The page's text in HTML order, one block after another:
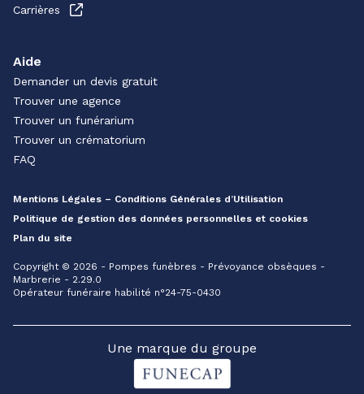
Carrières
Aide
Demander un devis gratuit
Trouver une agence
Trouver un funérarium
Trouver un crématorium
FAQ
Mentions Légales – Conditions Générales d’Utilisation
Politique de gestion des données personnelles et cookies
Plan du site
Copyright © 2026 - Pompes funèbres - Prévoyance obsèques -
Marbrerie - 2.29.0
Opérateur funéraire habilité n°24-75-0430
Une marque du groupe